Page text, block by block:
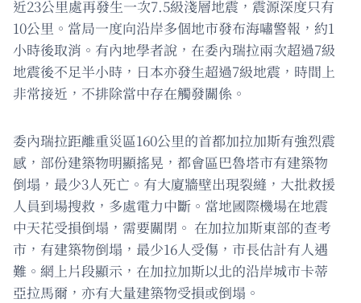
近23公里處再發生一次7.5級淺層地震，震源深度只有
10公里。當局一度向沿岸多個地市發布海嘯警報，約1
小時後取消。有內地學者說，在委內瑞拉兩次超過7級
地震後不足半小時，日本亦發生超過7級地震，時間上
非常接近，不排除當中存在觸發關係。
委內瑞拉距離重災區160公里的首都加拉加斯有強烈震
感，部份建築物明顯搖晃，都會區巴魯塔市有建築物
倒塌，最少3人死亡。有大廈牆壁出現裂縫，大批救援
人員到場搜救，多處電力中斷。當地國際機場在地震
中天花受損倒塌，需要關閉。 在加拉加斯東部的查考
市，有建築物倒塌，最少16人受傷，市長估計有人遇
難。網上片段顯示，在加拉加斯以北的沿岸城市卡蒂
亞拉馬爾，亦有大量建築物受損或倒塌。